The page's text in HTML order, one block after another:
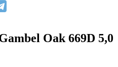
Oak 669D 5,0